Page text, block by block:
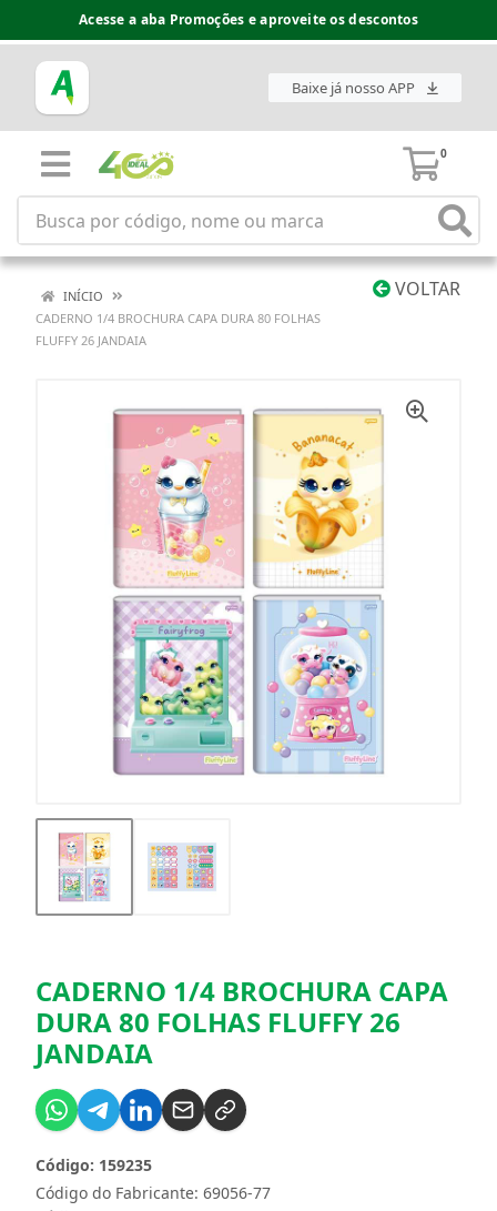
Acesse a aba Promoções e aproveite os descontos
Baixe já nosso APP
0
VOLTAR
INÍCIO
CADERNO 1/4 BROCHURA CAPA DURA 80 FOLHAS
FLUFFY 26 JANDAIA
CADERNO 1/4 BROCHURA CAPA
DURA 80 FOLHAS FLUFFY 26
JANDAIA
Código do Fabricante: 69056-77
Código: 159235